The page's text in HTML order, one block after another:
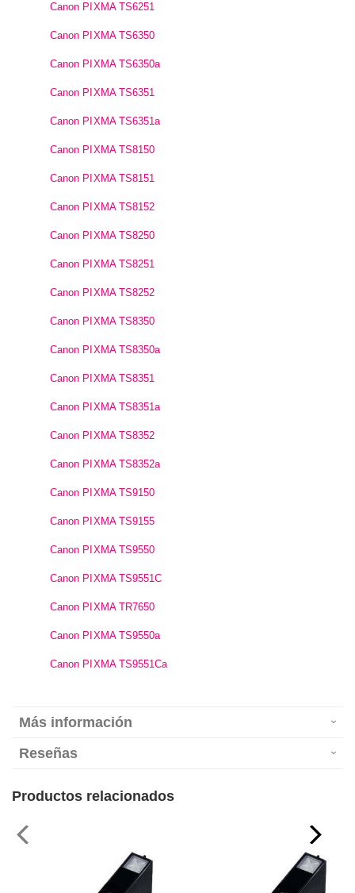
Canon PIXMA TS6251
Canon PIXMA TS6350
Canon PIXMA TS6350a
Canon PIXMA TS6351
Canon PIXMA TS6351a
Canon PIXMA TS8150
Canon PIXMA TS8151
Canon PIXMA TS8152
Canon PIXMA TS8250
Canon PIXMA TS8251
Canon PIXMA TS8252
Canon PIXMA TS8350
Canon PIXMA TS8350a
Canon PIXMA TS8351
Canon PIXMA TS8351a
Canon PIXMA TS8352
Canon PIXMA TS8352a
Canon PIXMA TS9150
Canon PIXMA TS9155
Canon PIXMA TS9550
Canon PIXMA TS9551C
Canon PIXMA TR7650
Canon PIXMA TS9550a
Canon PIXMA TS9551Ca
Más información
Reseñas
Productos relacionados